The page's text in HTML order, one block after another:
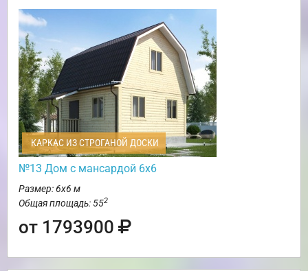
КАРКАС ИЗ СТРОГАНОЙ ДОСКИ
№13 Дом с мансардой 6х6
Размер: 6х6 м
Общая площадь: 552
от 1793900